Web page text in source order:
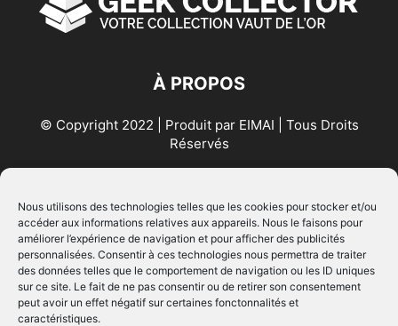
Nous utilisons des technologies telles que les cookies pour stocker et/ou
accéder aux informations relatives aux appareils. Nous le faisons pour
améliorer l’expérience de navigation et pour afficher des publicités
personnalisées. Consentir à ces technologies nous permettra de traiter
des données telles que le comportement de navigation ou les ID uniques
sur ce site. Le fait de ne pas consentir ou de retirer son consentement
peut avoir un effet négatif sur certaines fonctonnalités et
caractéristiques.
À PROPOS
© Copyright 2022 | Produit par EIMAI | Tous Droits
Réservés
SUIVEZ NOUS